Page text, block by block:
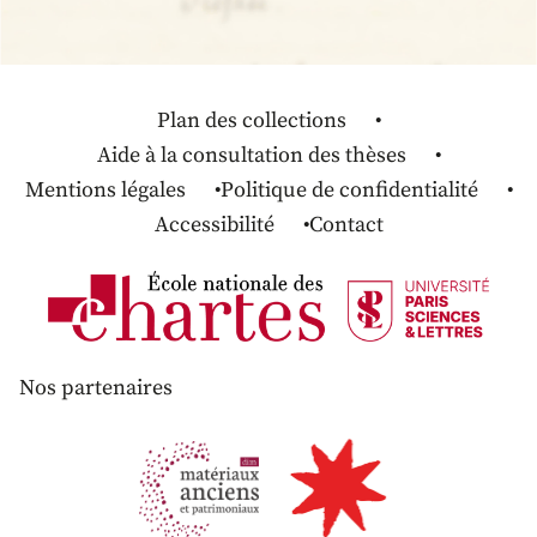
Plan des collections
Aide à la consultation des thèses
Mentions légales
Politique de confidentialité
Accessibilité
Contact
Nos partenaires